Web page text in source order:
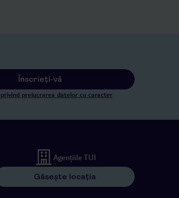
Înscrieți-vă
prelucrarea datelor cu caracter
Agențiile TUI
Găsește locația